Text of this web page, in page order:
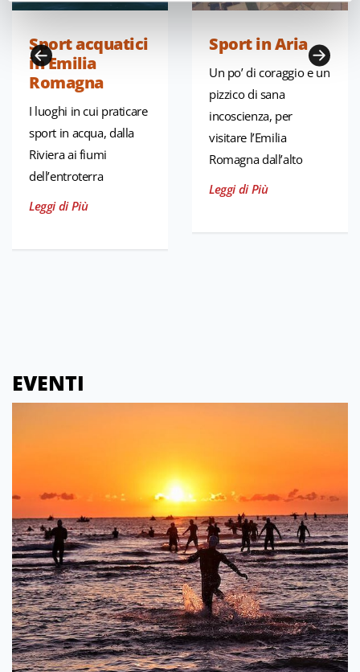
Sport acquatici
in Emilia
Romagna
I luoghi in cui praticare
sport in acqua, dalla
Riviera ai fiumi
dell’entroterra
Leggi di Più
Sport in Aria
Un po’ di coraggio e un
pizzico di sana
incoscienza, per
visitare l’Emilia
Romagna dall’alto
Leggi di Più
EVENTI